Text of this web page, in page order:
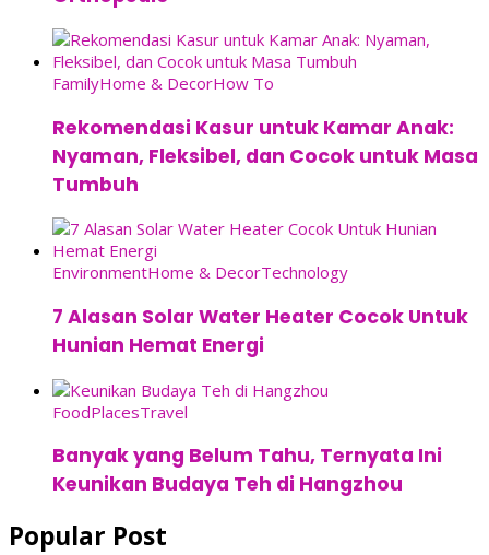
FamilyHome & DecorHow To
Rekomendasi Kasur untuk Kamar Anak:
Nyaman, Fleksibel, dan Cocok untuk Masa
Tumbuh
EnvironmentHome & DecorTechnology
7 Alasan Solar Water Heater Cocok Untuk
Hunian Hemat Energi
FoodPlacesTravel
Banyak yang Belum Tahu, Ternyata Ini
Keunikan Budaya Teh di Hangzhou
Popular Post